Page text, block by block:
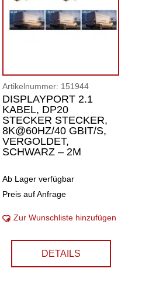
Artikelnummer: 151944
DISPLAYPORT 2.1
KABEL, DP20
STECKER STECKER,
8K@60HZ/40 GBIT/S,
VERGOLDET,
SCHWARZ – 2M
Ab Lager verfügbar
Preis auf Anfrage
Zur Wunschliste hinzufügen
DETAILS